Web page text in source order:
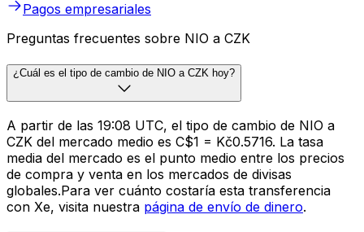
Pagos empresariales
Preguntas frecuentes sobre NIO a CZK
¿Cuál es el tipo de cambio de NIO a CZK hoy?
A partir de las 19:08 UTC, el tipo de cambio de NIO a
CZK del mercado medio es C$1 = Kč0.5716. La tasa
media del mercado es el punto medio entre los precios
de compra y venta en los mercados de divisas
globales.Para ver cuánto costaría esta transferencia
con Xe, visita nuestra página de envío de dinero.